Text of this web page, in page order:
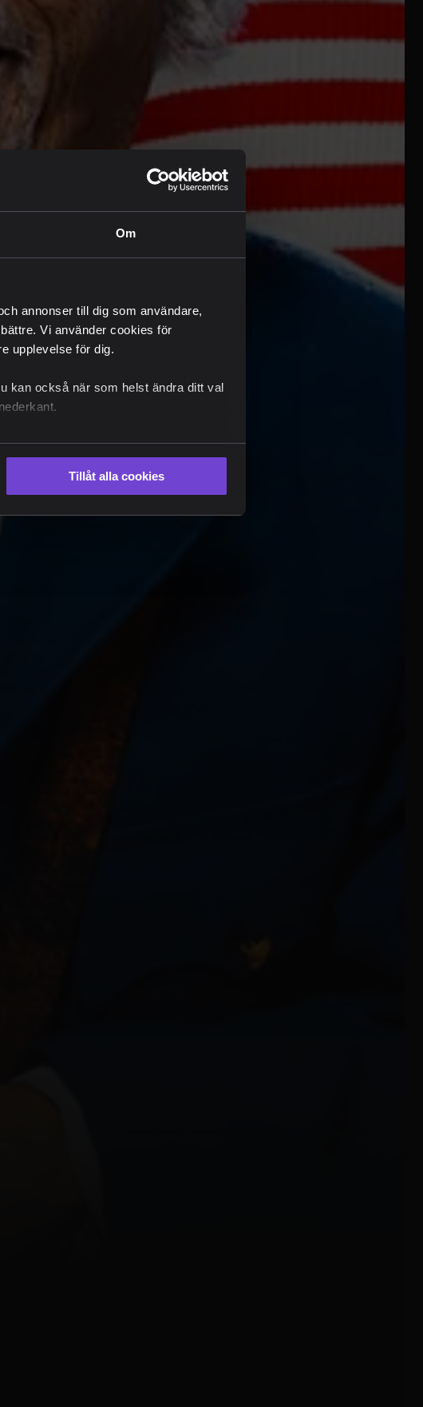
Om
annonser till dig som användare,
Vi använder cookies för
upplevelse för dig.
kan också när som helst ändra ditt val
Tillåt alla cookies